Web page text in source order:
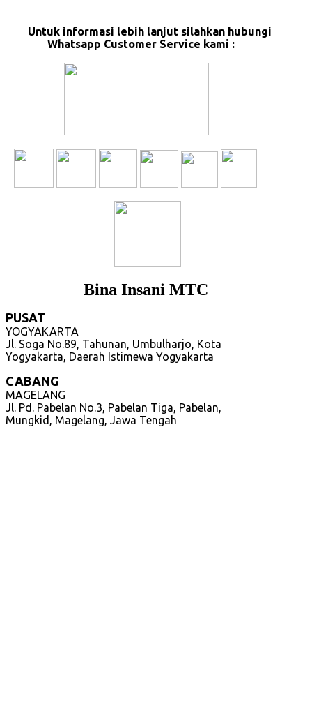
Untuk informasi lebih lanjut silahkan hubungi
Whatsapp Customer Service kami :
Bina Insani MTC
PUSAT
YOGYAKARTA
Jl. Soga No.89, Tahunan, Umbulharjo, Kota
Yogyakarta, Daerah Istimewa Yogyakarta
CABANG
MAGELANG
Jl. Pd. Pabelan No.3, Pabelan Tiga, Pabelan,
Mungkid, Magelang, Jawa Tengah